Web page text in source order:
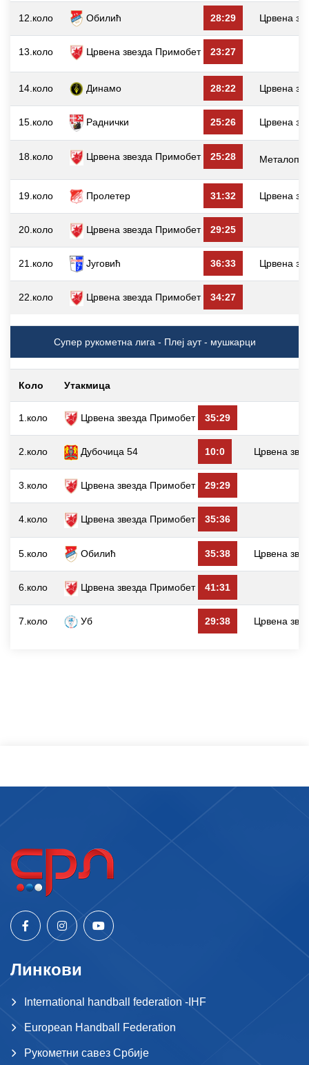
12.коло Обилић 28:29 Црвена
13.коло Црвена звезда Примобет 23:27
14.коло Динамо 28:22 Црвена
15.коло Раднички 25:26 Црвена
18.коло Црвена звезда Примобет 25:28
19.коло Пролетер 31:32 Црвена
20.коло Црвена звезда Примобет 29:25
21.коло Југовић 36:33 Црвена
22.коло Црвена звезда Примобет 34:27
Супер рукометна лига - Плеј аут - мушкарци
Коло Утакмица
1.коло Црвена звезда Примобет 35:29
2.коло Дубочица 54 10:0 Црвена
3.коло Црвена звезда Примобет 29:29
4.коло Црвена звезда Примобет 35:36
5.коло Обилић 35:38 Црвена
6.коло Црвена звезда Примобет 41:31
7.коло Уб 29:38 Црвена
Линкови
International handball federation -IHF
European Handball Federation
Рукометни савез Србије